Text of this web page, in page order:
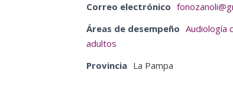
Correo electrónico
Áreas de desempeño Audiología
adultos
Provincia La Pampa